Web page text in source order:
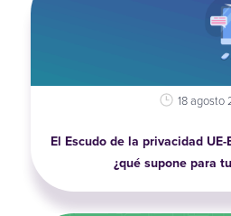
18 agosto
El Escudo de la privacidad
¿qué supone para